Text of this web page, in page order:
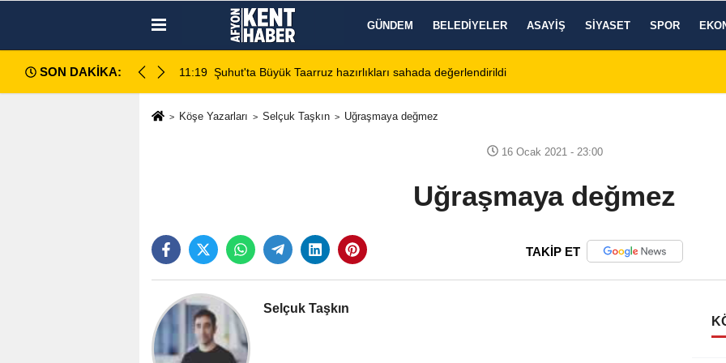
GÜNDEM BELEDIYELER ASAYIŞ SIYASET SPOR
SON DAKİKA:
sahada inceledi 11:19 Şuhut'ta Büyük Taarruz hazırlıkları sahada değerlendirildi Afyon Cenaze
Köşe Yazarları Selçuk Taşkın Uğraşmaya değmez
16 Ocak 2021 - 23:00
Uğraşmaya değmez
TAKİP ET
Selçuk Taşkın